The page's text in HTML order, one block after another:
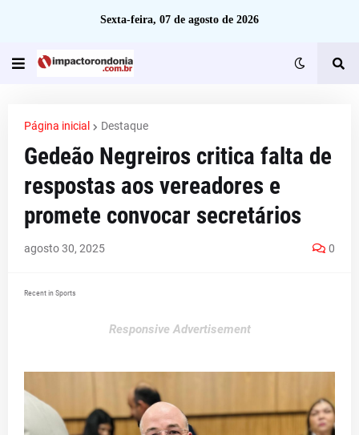
Sexta-feira, 07 de agosto de 2026
Página inicial Destaque
Gedeão Negreiros critica falta de
respostas aos vereadores e
promete convocar secretários
agosto 30, 2025 0
Recent in Sports
Responsive Advertisement